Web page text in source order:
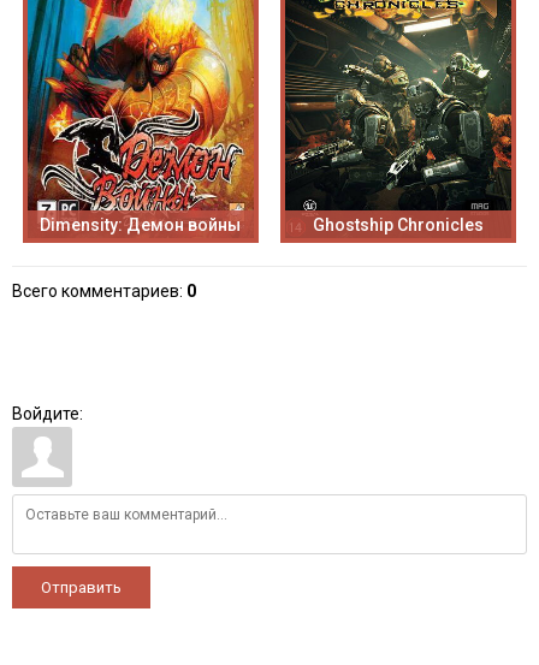
Dimensity: Демон войны Ghostship Chronicles
Всего комментариев: 0
Войдите:
Отправить